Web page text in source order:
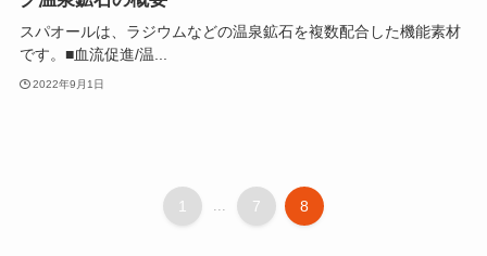
スパオールは、ラジウムなどの温泉鉱石を複数配合した機能素材
です。■血流促進/温...
2022年9月1日
1 7 8